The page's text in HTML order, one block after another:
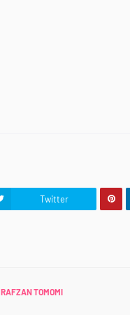
Twitter
RAFZAN TOMOMI